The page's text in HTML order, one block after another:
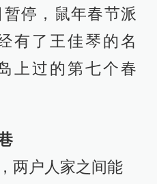
停，鼠年春节派
有了王佳琴的名
上过的第七个春
两户人家之间能